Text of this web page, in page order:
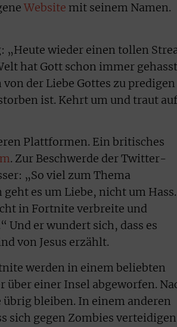
Website mit seinem Namen.
„Heute wieder einen tollen
hat Gott schon immer
der Liebe Gottes zu predigen
ist. Kehrt um und traut auf
Plattformen. Ein britisches
. Zur Beschwerde der Twitter-
„So viel zum Thema
es um Liebe, nicht um Hass.
in Fortnite verbreite und
Und er wundert sich, dass es
von Jesus erzählt.
werden in einem beliebten
über einer Insel abgeworfen.
bleiben. In einem anderen
sich gegen Zombies